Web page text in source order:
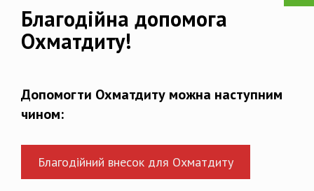
Благодійна допомога
Охматдиту!
Допомогти Охматдиту можна наступним
чином:
Благодійний внесок для Охматдиту